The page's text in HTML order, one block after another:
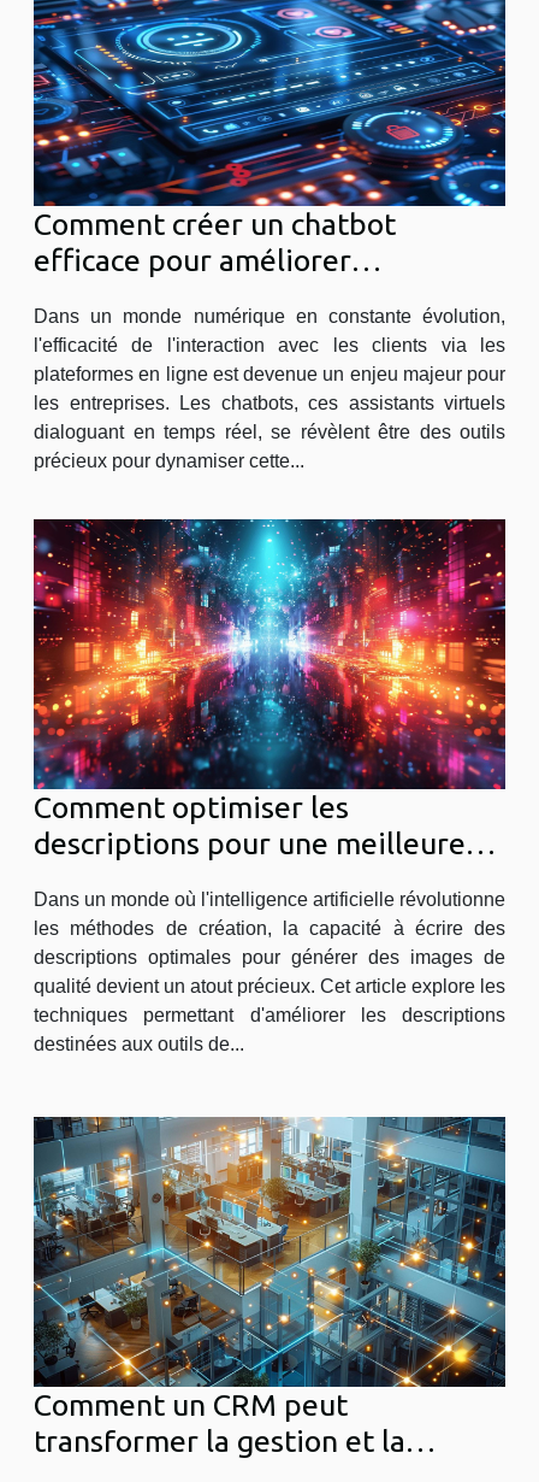
Comment créer un chatbot
efficace pour améliorer
Dans un monde numérique en constante évolution,
l'efficacité de l'interaction avec les clients via les
plateformes en ligne est devenue un enjeu majeur pour
les entreprises. Les chatbots, ces assistants virtuels
dialoguant en temps réel, se révèlent être des outils
précieux pour dynamiser cette...
Comment optimiser les
descriptions pour une meilleure
Dans un monde où l'intelligence artificielle révolutionne
les méthodes de création, la capacité à écrire des
descriptions optimales pour générer des images de
qualité devient un atout précieux. Cet article explore les
techniques permettant d'améliorer les descriptions
destinées aux outils de...
Comment un CRM peut
transformer la gestion et la